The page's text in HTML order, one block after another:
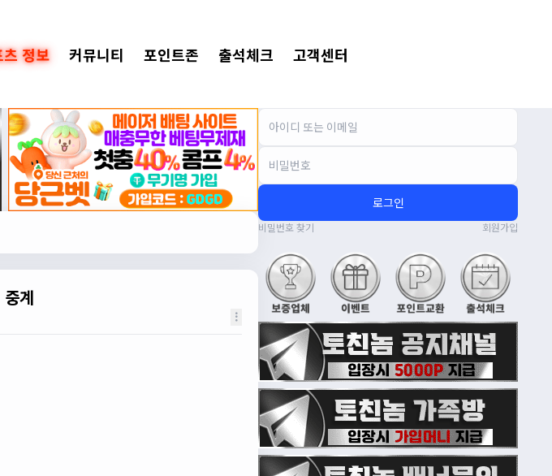
츠 정보 커뮤니티 포인트존 출석체크 고객센터
계
로그인
비밀번호 찾기 회원가입